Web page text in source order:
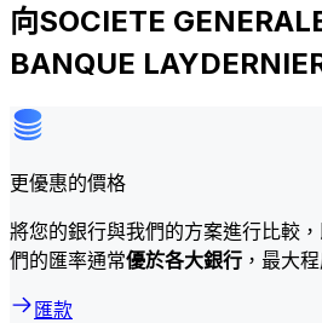
向SOCIETE
BANQUE
更優惠的價格
將您的銀行與我們的方案進行比較
們的匯率通常優於各大銀行 ，最大
匯款